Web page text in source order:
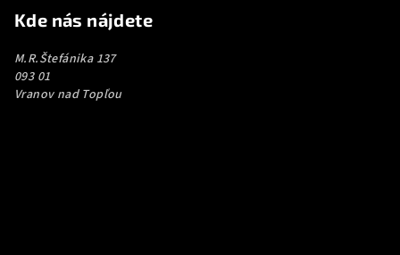
Kde nás nájdete
M.R.Štefánika 137
093 01
Vranov nad Topľou